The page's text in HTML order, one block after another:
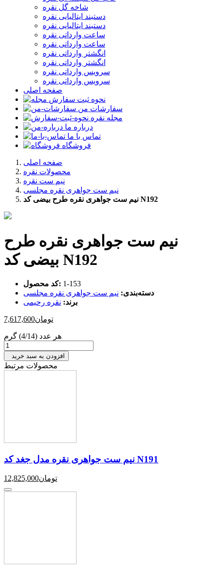
شاخه گل نقره
دستبند ایتالیایی نقره
دستبند ایتالیایی نقره
ساعت وارداتی نقره
ساعت وارداتی نقره
انگشتر وارداتی نقره
انگشتر وارداتی نقره
سرویس وارداتی نقره
سرویس وارداتی نقره
صفحه اصلی
نحوه ثبت سفارش
سفارشات من
مجله نقره
درباره ما
تماس با ما
فروشگاه
صفحه اصلی
محصولات نقره
نیم ست نقره
نیم ست جواهری نقره مجلسی
نیم ست جواهری نقره طرح بیضی کد N192
نیم ست جواهری نقره طرح
بیضی کد N192
کد محصول: ‎1-153
دسته‌بندی: نیم ست جواهری نقره مجلسی
برند: نقره رحیمی
7,617,600تومان
هر عدد (4/14) گرم
افزودن به سبد خرید
محصولات مرتبط
نیم ست جواهری نقره مدل جغد کد N191
12,825,000تومان